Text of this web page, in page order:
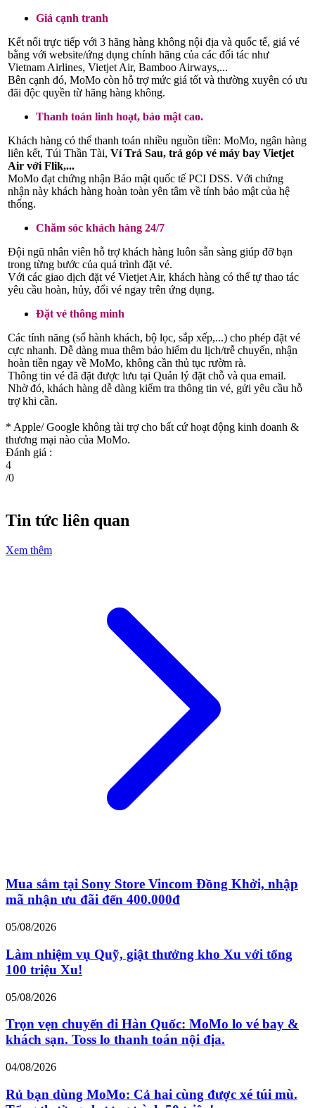
Giá cạnh tranh
Kết nối trực tiếp với 3 hãng hàng không nội địa và quốc tế, giá vé
bằng với website/ứng dụng chính hãng của các đối tác như
Vietnam Airlines, Vietjet Air, Bamboo Airways,...
Bên cạnh đó, MoMo còn hỗ trợ mức giá tốt và thường xuyên có ưu
đãi độc quyền từ hãng hàng không.
Thanh toán linh hoạt, bảo mật cao.
Khách hàng có thể thanh toán nhiều nguồn tiền: MoMo, ngân hàng
liên kết, Túi Thần Tài, Ví Trả Sau, trả góp vé máy bay Vietjet
Air với Flik,...
MoMo đạt chứng nhận Bảo mật quốc tế PCI DSS. Với chứng
nhận này khách hàng hoàn toàn yên tâm về tính bảo mật của hệ
thống.
Chăm sóc khách hàng 24/7
Đội ngũ nhân viên hỗ trợ khách hàng luôn sẵn sàng giúp đỡ bạn
trong từng bước của quá trình đặt vé.
Với các giao dịch đặt vé Vietjet Air, khách hàng có thể tự thao tác
yêu cầu hoàn, hủy, đổi vé ngay trên ứng dụng.
Đặt vé thông minh
Các tính năng (sổ hành khách, bộ lọc, sắp xếp,...) cho phép đặt vé
cực nhanh. Dễ dàng mua thêm bảo hiểm du lịch/trễ chuyến, nhận
hoàn tiền ngay về MoMo, không cần thủ tục rườm rà.
Thông tin vé đã đặt được lưu tại Quản lý đặt chỗ và qua email.
Nhờ đó, khách hàng dễ dàng kiểm tra thông tin vé, gửi yêu cầu hỗ
trợ khi cần.
* Apple/ Google không tài trợ cho bất cứ hoạt động kinh doanh &
thương mại nào của MoMo.
Đánh giá :
4
/0
Tin tức liên quan
Xem thêm
Mua sắm tại Sony Store Vincom Đồng Khởi, nhập
mã nhận ưu đãi đến 400.000đ
05/08/2026
Làm nhiệm vụ Quỹ, giật thưởng kho Xu với tổng
100 triệu Xu!
05/08/2026
Trọn vẹn chuyến đi Hàn Quốc: MoMo lo vé bay &
khách sạn. Toss lo thanh toán nội địa.
04/08/2026
Rủ bạn dùng MoMo: Cả hai cùng được xé túi mù.